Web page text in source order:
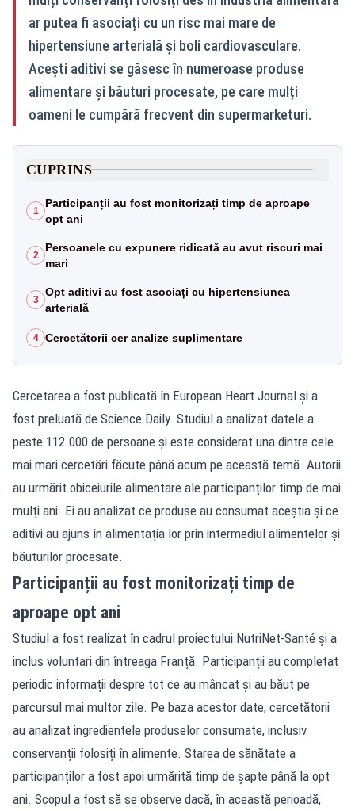
ar putea fi asociați cu un risc mai mare de
hipertensiune arterială și boli cardiovasculare.
Acești aditivi se găsesc în numeroase produse
alimentare și băuturi procesate, pe care mulți
oameni le cumpără frecvent din supermarketuri.
CUPRINS
1
Participanții au fost monitorizați timp de aproape
opt ani
2
Persoanele cu expunere ridicată au avut riscuri mai
mari
3
Opt aditivi au fost asociați cu hipertensiunea
arterială
4 Cercetătorii cer analize suplimentare
Cercetarea a fost publicată în European Heart Journal și a
fost preluată de Science Daily. Studiul a analizat datele a
peste 112.000 de persoane și este considerat una dintre cele
mai mari cercetări făcute până acum pe această temă. Autorii
au urmărit obiceiurile alimentare ale participanților timp de mai
mulți ani. Ei au analizat ce produse au consumat aceștia și ce
aditivi au ajuns în alimentația lor prin intermediul alimentelor și
băuturilor procesate.
Participanții au fost monitorizați timp de
aproape opt ani
Studiul a fost realizat în cadrul proiectului NutriNet-Santé și a
inclus voluntari din întreaga Franță. Participanții au completat
periodic informații despre tot ce au mâncat și au băut pe
parcursul mai multor zile. Pe baza acestor date, cercetătorii
au analizat ingredientele produselor consumate, inclusiv
conservanții folosiți în alimente. Starea de sănătate a
participanților a fost apoi urmărită timp de șapte până la opt
ani. Scopul a fost să se observe dacă, în această perioadă,